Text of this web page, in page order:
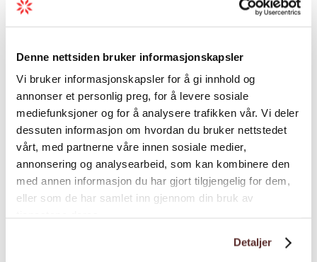
Denne nettsiden bruker informasjonskapsler
Vi bruker informasjonskapsler for å gi innhold og
annonser et personlig preg, for å levere sosiale
mediefunksjoner og for å analysere trafikken vår. Vi deler
dessuten informasjon om hvordan du bruker nettstedet
vårt, med partnerne våre innen sosiale medier,
annonsering og analysearbeid, som kan kombinere den
med annen informasjon du har gjort tilgjengelig for dem,
eller som de har samlet inn gjennom din bruk av
Detaljer
Unike overnattingar i Hardanger